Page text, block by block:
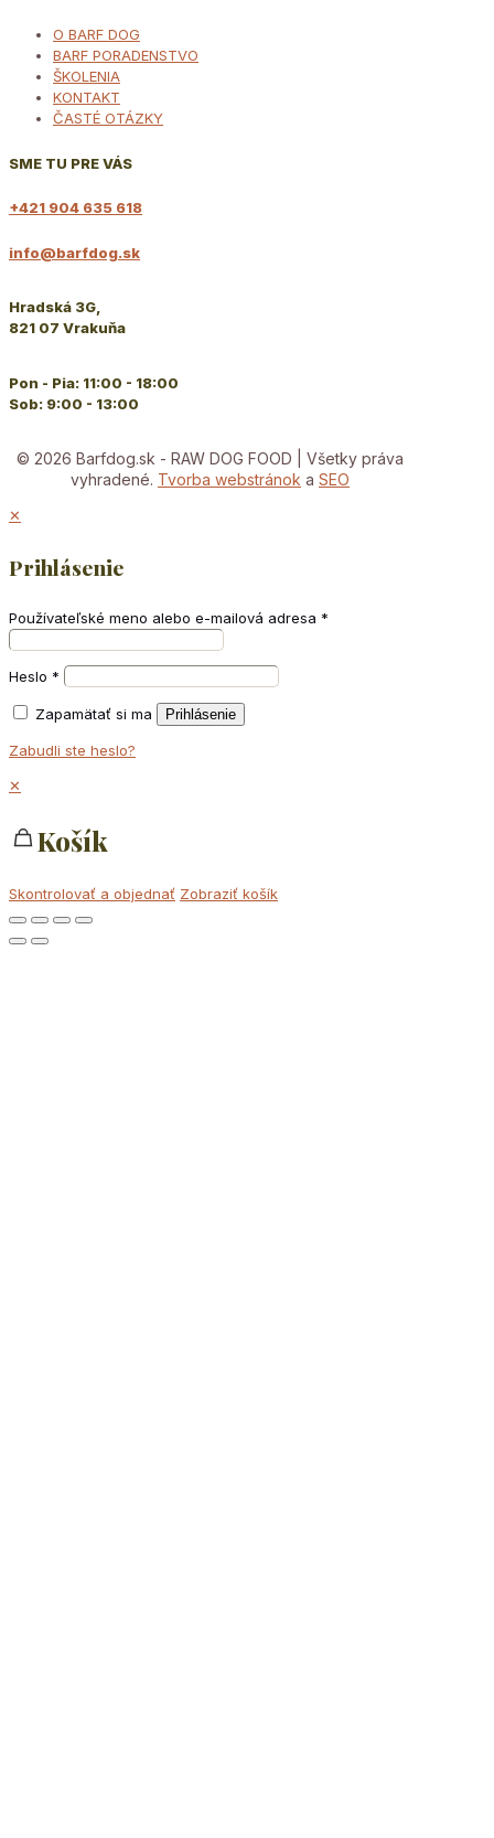
O BARF DOG
BARF PORADENSTVO
ŠKOLENIA
KONTAKT
ČASTÉ OTÁZKY
SME TU PRE VÁS
+421 904 635 618
info@barfdog.sk
Hradská 3G,
821 07 Vrakuňa
Pon - Pia: 11:00 - 18:00
Sob: 9:00 - 13:00
© 2026 Barfdog.sk - RAW DOG FOOD | Všetky práva
vyhradené. Tvorba webstránok a SEO
✕
Prihlásenie
Používateľské meno alebo e-mailová adresa *
Heslo *
Zapamätať si ma Prihlásenie
Zabudli ste heslo?
✕
Košík
Skontrolovať a objednať Zobraziť košík